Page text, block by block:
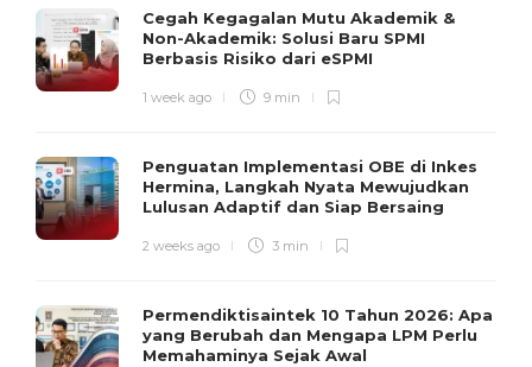
Cegah Kegagalan Mutu Akademik &
Non-Akademik: Solusi Baru SPMI
Berbasis Risiko dari eSPMI
1 week ago 9 min
Penguatan Implementasi OBE di Inkes
Hermina, Langkah Nyata Mewujudkan
Lulusan Adaptif dan Siap Bersaing
2 weeks ago 3 min
Permendiktisaintek 10 Tahun 2026: Apa
yang Berubah dan Mengapa LPM Perlu
Memahaminya Sejak Awal